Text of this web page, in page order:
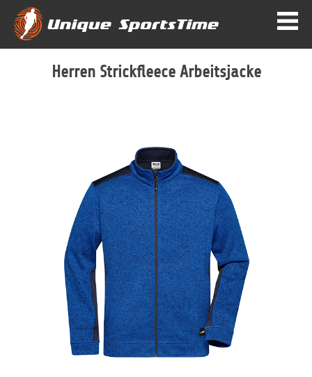
Herren Strickfleece Arbeitsjacke